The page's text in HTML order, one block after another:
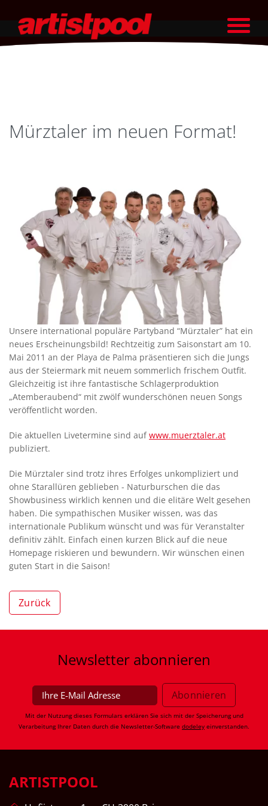
Mürztaler im neuen Format!
Unsere international populäre Partyband “Mürztaler” hat ein
neues Erscheinungsbild! Rechtzeitig zum Saisonstart am 10.
Mai 2011 an der Playa de Palma präsentieren sich die Jungs
aus der Steiermark mit neuem sommerlich frischem Outfit.
Gleichzeitig ist ihre fantastische Schlagerproduktion
„Atemberaubend“ mit zwölf wunderschönen neuen Songs
veröffentlicht worden.
Die aktuellen Livetermine sind aufwww.muerztaler.at
publiziert.
Die Mürztaler sind trotz ihres Erfolges unkompliziert und
ohne Starallüren geblieben - Naturburschen die das
Showbusiness wirklich kennen und die elitäre Welt gesehen
haben. Die sympathischen Musiker wissen, was das
internationale Publikum wünscht und was für Veranstalter
definitiv zählt. Einfach einen kurzen Blick auf die neue
Homepage riskieren und bewundern. Wir wünschen einen
guten Start in die Saison!
Zurück
Newsletter abonnieren
Mit der Nutzung dieses Formulars erklären Sie sich mit der Speicherung und
Verarbeitung Ihrer Daten durch die Newsletter-Software dodeley einverstanden.
ARTISTPOOL